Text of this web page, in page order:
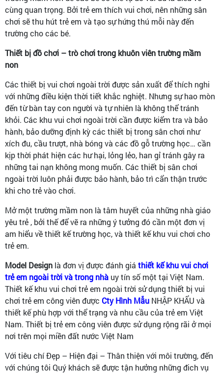
cùng quan trọng. Bởi trẻ em thích vui chơi, nên những sân
chơi sẽ thu hút trẻ em và tạo sự hứng thú mỗi này đến
trường cho các bé.
Thiết bị đồ chơi – trò chơi trong khuôn viên trường mầm
non
Các thiết bị vui chơi ngoài trời được sản xuất để thích nghi
với những điều kiện thời tiết khắc nghiệt. Nhưng sự hao mòn
đến từ bàn tay con người và tự nhiên là không thể tránh
khỏi. Các khu vui chơi ngoài trời cần được kiểm tra và bảo
hành, bảo dưỡng định kỳ các thiết bị trong sân chơi như
xích đu, cầu trượt, nhà bóng và các đồ gỗ trường học… cần
kịp thời phát hiện các hư hại, lỏng lẻo, han gỉ tránh gây ra
những tai nạn không mong muốn. Các thiết bị sân chơi
ngoài trời luôn phải được bảo hành, bảo trì cẩn thận trước
khi cho trẻ vào chơi.
Mở một trường mầm non là tâm huyết của những nhà giáo
yêu trẻ , bởi thế để vẽ ra những ý tưởng đó cần một đơn vị
am hiểu về thiết kế trường học, và thiết kế khu vui chơi cho
trẻ em.
Model Design là đơn vị được đánh giá thiết kế khu vui chơi
trẻ em ngoài trời và trong nhà uy tín số một tại Việt Nam.
Thiết kế khu vui chơi trẻ em ngoài trời sử dụng thiết bị vui
chơi trẻ em công viên được Cty Hình Mẫu NHẬP KHẨU và
thiết kế phù hợp với thể trạng và nhu cầu của trẻ em Việt
Nam. Thiết bị trẻ em công viên được sử dụng rộng rãi ở mọi
nơi trên mọi miền đất nước Việt Nam
Với tiêu chí Đẹp – Hiện đại – Thân thiện với môi trường, đến
với chúng tôi Quý khách sẽ được tận hưởng những đich vụ